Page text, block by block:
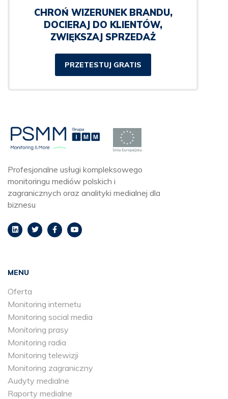
CHROŃ WIZERUNEK BRANDU,
DOCIERAJ DO KLIENTÓW,
ZWIĘKSZAJ SPRZEDAŻ
PRZETESTUJ GRATIS
Profesjonalne usługi kompleksowego
monitoringu mediów polskich i
zagranicznych oraz analityki medialnej dla
biznesu
MENU
Oferta
Monitoring internetu
Monitoring social media
Monitoring prasy
Monitoring radia
Monitoring telewizji
Monitoring zagraniczny
Audyty medialne
Raporty medialne